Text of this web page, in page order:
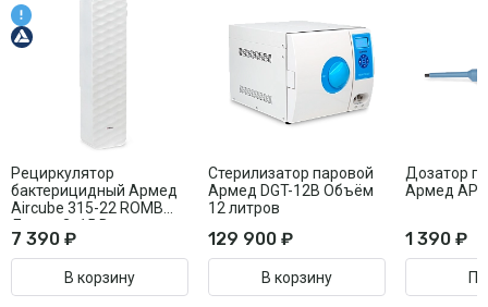
Рециркулятор
бактерицидный Армед
Aircube 315-22 ROMB
Лампа 3х15 Вт
7 390 ₽
В корзину
Стерилизатор паровой
Армед DGT-12B Объём
12 литров
129 900 ₽
В корзину
Дозатор
Армед APT
1 390 ₽